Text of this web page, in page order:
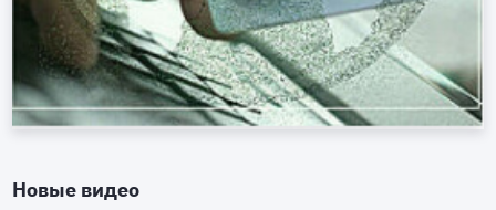
Новые видео